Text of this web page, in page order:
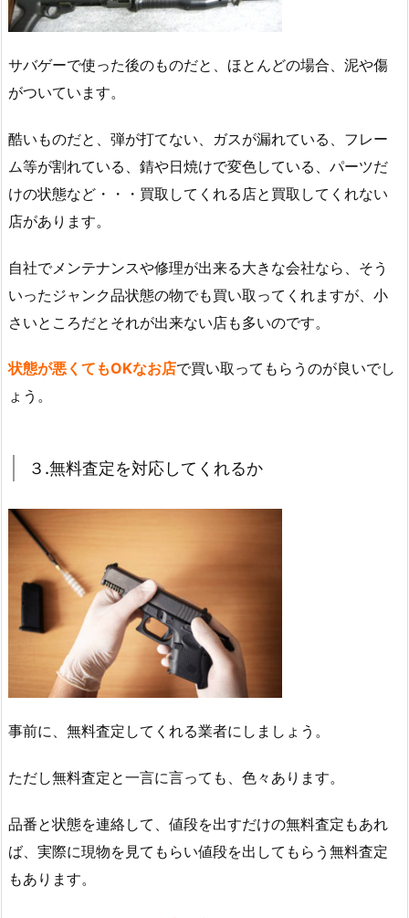
サバゲーで使った後のものだと、ほとんどの場合、泥や傷
がついています。
酷いものだと、弾が打てない、ガスが漏れている、フレー
ム等が割れている、錆や日焼けで変色している、パーツだ
けの状態など・・・買取してくれる店と買取してくれない
店があります。
自社でメンテナンスや修理が出来る大きな会社なら、そう
いったジャンク品状態の物でも買い取ってくれますが、小
さいところだとそれが出来ない店も多いのです。
状態が悪くてもOKなお店で買い取ってもらうのが良いでし
ょう。
３.無料査定を対応してくれるか
事前に、無料査定してくれる業者にしましょう。
ただし無料査定と一言に言っても、色々あります。
品番と状態を連絡して、値段を出すだけの無料査定もあれ
ば、実際に現物を見てもらい値段を出してもらう無料査定
もあります。